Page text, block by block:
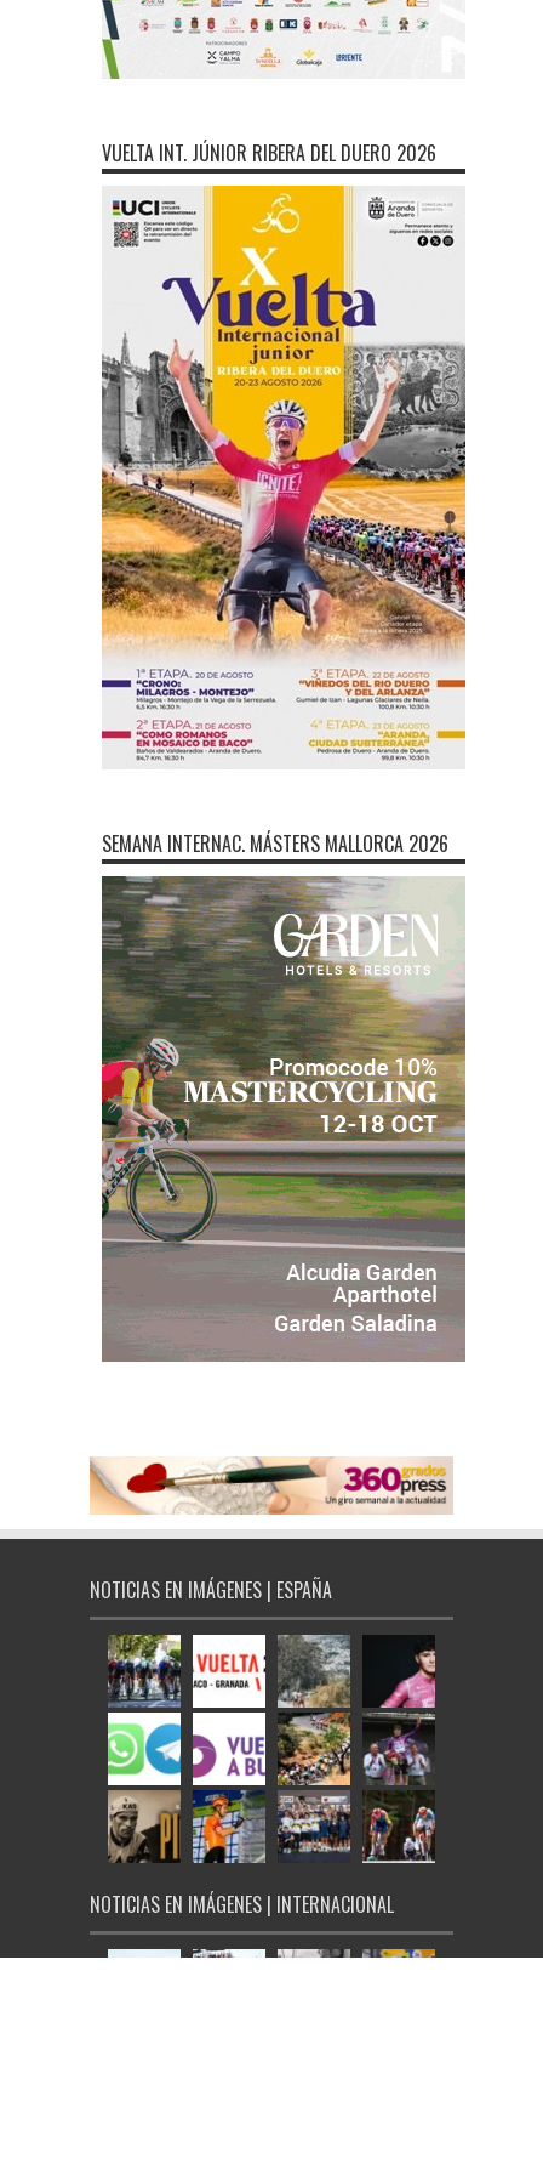
VUELTA INT. JÚNIOR RIBERA DEL DUERO 2026
SEMANA INTERNAC. MÁSTERS MALLORCA 2026
NOTICIAS EN IMÁGENES | ESPAÑA
NOTICIAS EN IMÁGENES | INTERNACIONAL